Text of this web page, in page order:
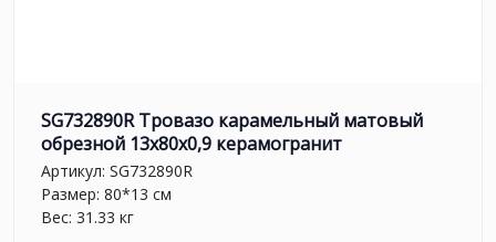
SG732890R Тровазо карамельный матовый
обрезной 13x80x0,9 керамогранит
Артикул: SG732890R
Размер: 80*13 см
Вес: 31.33 кг